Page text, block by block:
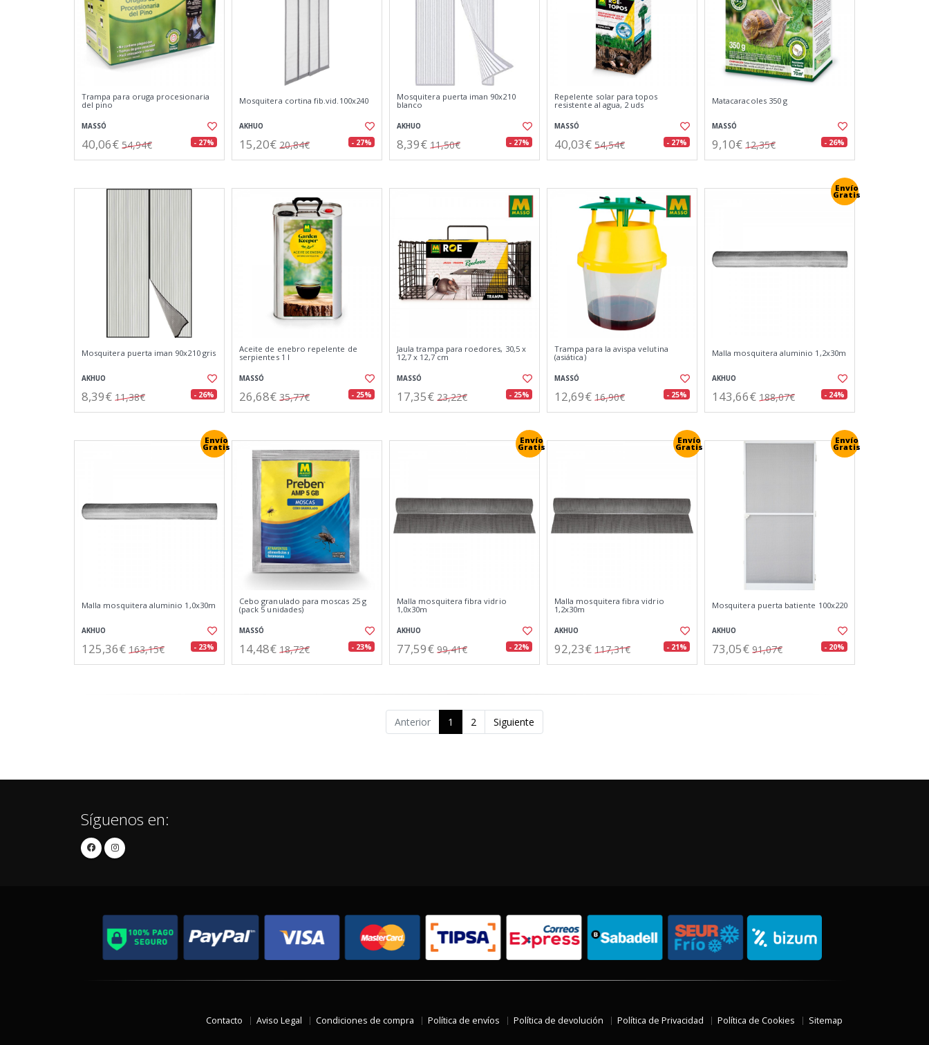
Trampa para oruga procesionaria
del pino
MASSÓ
40,06€ 54,94€ - 27%
Mosquitera cortina fib.vid.100x240
AKHUO
15,20€ 20,84€ - 27%
Mosquitera puerta iman 90x210
blanco
AKHUO
8,39€ 11,50€ - 27%
Repelente solar para topos
resistente al agua, 2 uds
MASSÓ
40,03€ 54,54€ - 27%
Matacaracoles 350 g
MASSÓ
9,10€ 12,35€ - 26%
Mosquitera puerta iman 90x210 gris
AKHUO
8,39€ 11,38€ - 26%
Aceite de enebro repelente de
serpientes 1 l
MASSÓ
26,68€ 35,77€ - 25%
Jaula trampa para roedores, 30,5 x
12,7 x 12,7 cm
MASSÓ
17,35€ 23,22€ - 25%
Trampa para la avispa velutina
(asiática)
MASSÓ
12,69€ 16,90€ - 25%
Envío
Gratis
Malla mosquitera aluminio 1,2x30m
AKHUO
143,66€ 188,07€ - 24%
Envío
Gratis
Malla mosquitera aluminio 1,0x30m
AKHUO
125,36€ 163,15€ - 23%
Cebo granulado para moscas 25 g
(pack 5 unidades)
MASSÓ
14,48€ 18,72€ - 23%
Envío
Gratis
Malla mosquitera fibra vidrio
1,0x30m
AKHUO
77,59€ 99,41€ - 22%
Envío
Gratis
Malla mosquitera fibra vidrio
1,2x30m
AKHUO
92,23€ 117,31€ - 21%
Envío
Gratis
Mosquitera puerta batiente 100x220
AKHUO
73,05€ 91,07€ - 20%
Anterior 1 2 Siguiente
Síguenos en:
Contacto Aviso Legal Condiciones de compra Política de envíos Política de devolución Política de Privacidad Política de Cookies Sitemap